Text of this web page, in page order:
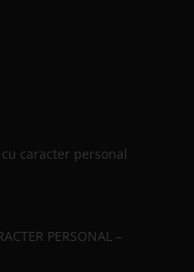
caracter personal
PERSONAL –